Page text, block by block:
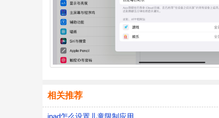
相关推荐
ipad怎么设置儿童限制应用